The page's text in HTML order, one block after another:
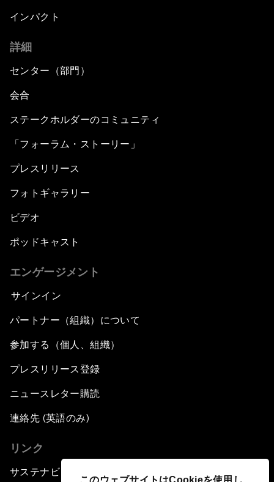
このウェブサイトはCookieを使用し
インパクト
詳細
センター（部門）
会合
ステークホルダーのコミュニティ
「フォーラム・ストーリー」
プレスリリース
フォトギャラリー
ビデオ
ポッドキャスト
エンゲージメント
サインイン
パートナー（組織）について
参加する（個人、組織）
プレスリリース登録
ニュースレター購読
連絡先 (英語のみ)
リンク
サステナビリティへの取り組み